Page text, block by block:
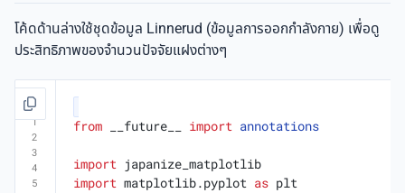
โค้ดด้านล่างใช้ชุดข้อมูล Linnerud (ข้อมูลการออกกำลังกาย) เพื่อดู
ประสิทธิภาพของจำนวนปัจจัยแฝงต่างๆ
1
from __future__ import annotations
import japanize_matplotlib
import matplotlib.pyplot as plt